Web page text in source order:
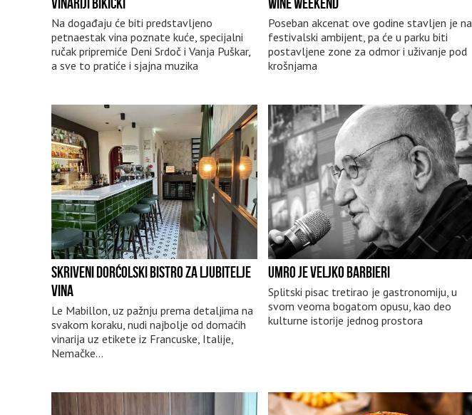
Na događaju će biti predstavljeno
petnaestak vina poznate kuće, specijalni
ručak pripremiće Deni Srdoč i Vanja Puškar,
a sve to pratiće i sjajna muzika
Poseban akcenat ove godine stavljen je na
festivalski ambijent, pa će u parku biti
postavljene zone za odmor i uživanje pod
krošnjama
SKRIVENI DORĆOLSKI BISTRO ZA LJUBITELJE
VINA
Le Mabillon, uz pažnju prema detaljima na
svakom koraku, nudi najbolje od domaćih
vinarija uz etikete iz Francuske, Italije,
Nemačke…
UMRO JE VELJKO BARBIERI
Splitski pisac tretirao je gastronomiju, u
svom veoma bogatom opusu, kao deo
kulturne istorije jednog prostora